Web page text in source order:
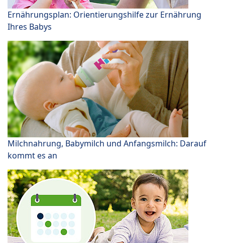
Ernährungsplan: Orientierungshilfe zur Ernährung
Ihres Babys
Milchnahrung, Babymilch und Anfangsmilch: Darauf
kommt es an